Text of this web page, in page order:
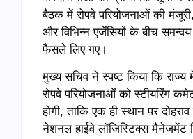
बैठक में रोपवे परियोजनाओं की मंजूरी,
और विभिन्न एजेंसियों के बीच
फैसले लिए गए।
मुख्य सचिव ने स्पष्ट किया कि राज्य
रोपवे परियोजनाओं को स्टीयरिंग
होगी, ताकि एक ही स्थान पर
नेशनल हाईवे लॉजिस्टिक्स मैनेजमेंट